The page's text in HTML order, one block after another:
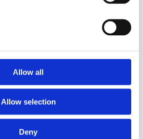
Allow all
Allow selection
Deny